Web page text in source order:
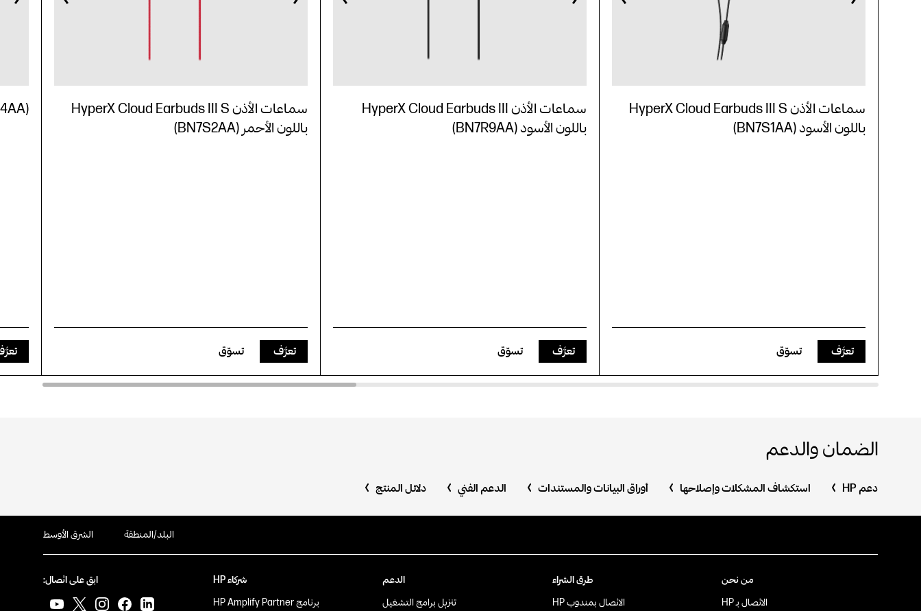
سماعات الأذن HyperX Cloud Earbuds III S
باللون الأحمر (BN7S2AA)
تعرَّف تسوّق
سماعات الأذن HyperX Cloud Earbuds III
باللون الأسود (BN7R9AA)
تعرَّف تسوّق
سماعات الأذن HyperX Cloud Earbuds III S
باللون الأسود (BN7S1AA)
تعرَّف تسوّق
الضمان والدعم
دعم HP استكشاف المشكلات وإصلاحها أوراق البيانات والمستندات الدعم الفني دلائل المنتج
البلد/المنطقة الشرق الأوسط
من نحن
الاتصال بـ HP
طرق الشراء
الاتصال بمندوب HP‏
الدعم
تنزيل برامج التشغيل
شركاء HP
برنامج HP Amplify Partner
ابق على اتصال: